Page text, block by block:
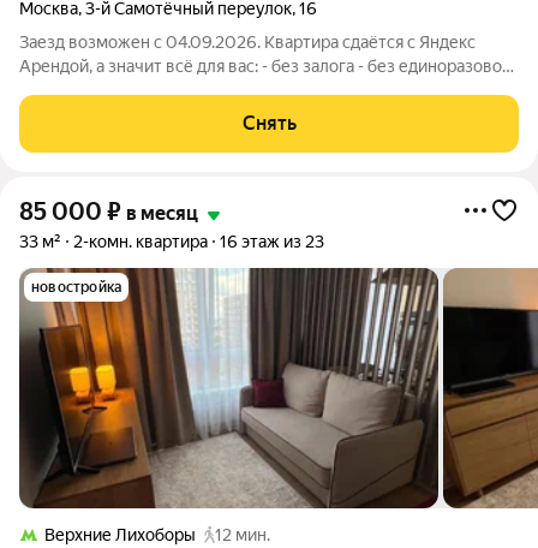
Москва,3-й Самотёчный переулок,16
Заезд возможен с 04.09.2026. Квартира сдаётся с Яндекс
Арендой, а значит всё для вас: - без залога - без единоразовой
проживания. Мы можем показать вам квартиру онлайн это так
же детально, как
Снять
85 000 ₽ в месяц
33 м² 2-комн. квартира 16 этаж из 23
новостройка
Верхние Лихоборы
12 мин.